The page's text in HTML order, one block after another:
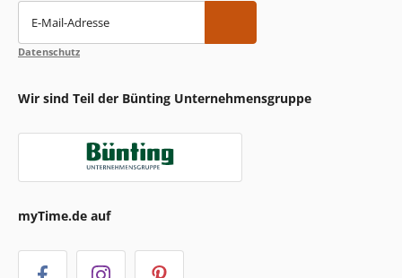
E-Mail-Adresse
Datenschutz
Wir sind Teil der Bünting Unternehmensgruppe
myTime.de auf